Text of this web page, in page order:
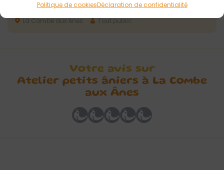
Politique de cookiesDéclaration de confidentialité
nourrissage des animaux
La Combe aux Ânes Tout public
Votre avis sur
Atelier petits âniers à La Combe
aux Ânes